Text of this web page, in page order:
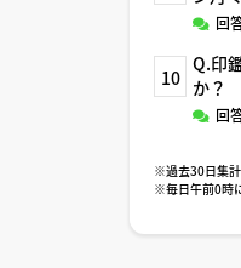
回
10
Q.印
か？
回
※過去30日集計
※毎日午前0時